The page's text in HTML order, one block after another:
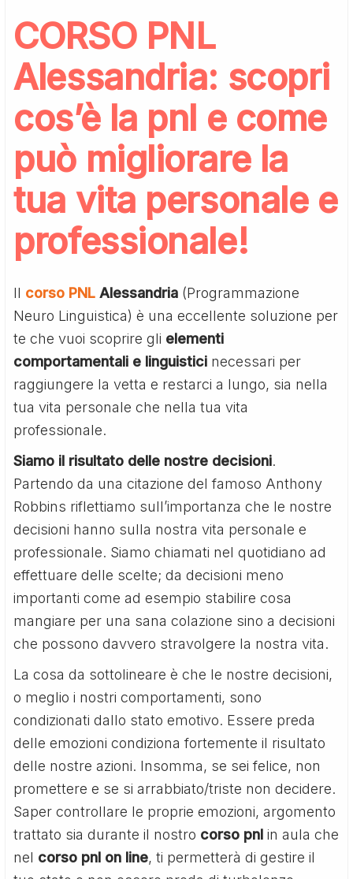
CORSO PNL
Alessandria: scopri
cos’è la pnl e come
può migliorare la
tua vita personale e
professionale!
Il corso PNL Alessandria (Programmazione
Neuro Linguistica) è una eccellente soluzione per
te che vuoi scoprire gli elementi
comportamentali e linguistici necessari per
raggiungere la vetta e restarci a lungo, sia nella
tua vita personale che nella tua vita
professionale.
Siamo il risultato delle nostre decisioni.
Partendo da una citazione del famoso Anthony
Robbins riflettiamo sull’importanza che le nostre
decisioni hanno sulla nostra vita personale e
professionale. Siamo chiamati nel quotidiano ad
effettuare delle scelte; da decisioni meno
importanti come ad esempio stabilire cosa
mangiare per una sana colazione sino a decisioni
che possono davvero stravolgere la nostra vita.
La cosa da sottolineare è che le nostre decisioni,
o meglio i nostri comportamenti, sono
condizionati dallo stato emotivo. Essere preda
delle emozioni condiziona fortemente il risultato
delle nostre azioni. Insomma, se sei felice, non
promettere e se si arrabbiato/triste non decidere.
Saper controllare le proprie emozioni, argomento
trattato sia durante il nostro corso pnl in aula che
nel corso pnl on line, ti permetterà di gestire il